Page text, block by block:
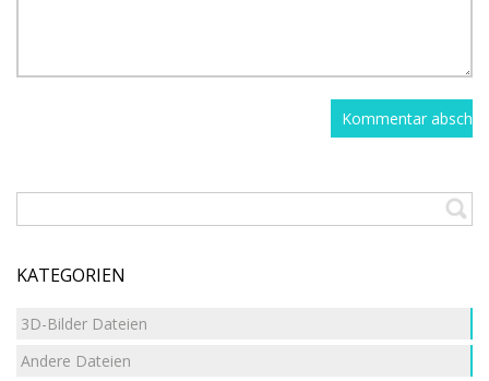
KATEGORIEN
3D-Bilder Dateien
Andere Dateien